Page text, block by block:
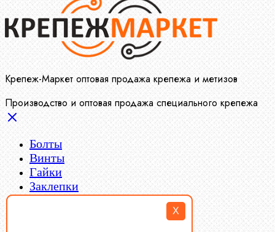
X
Крепеж-Маркет оптовая продажа крепежа и метизов
Производство и оптовая продажа специального крепежа
Болты
Винты
Гайки
Заклепки
Пресс-масленки